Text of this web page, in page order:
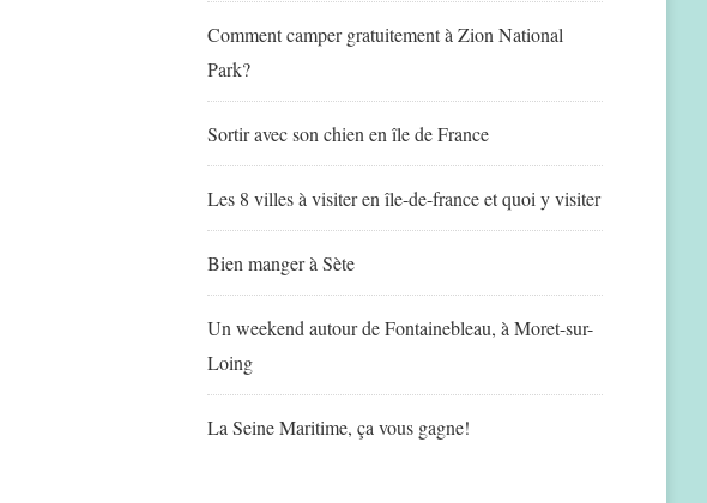
Comment camper gratuitement à Zion National
Park?
Sortir avec son chien en île de France
Les 8 villes à visiter en île-de-france et quoi y visiter
Bien manger à Sète
Un weekend autour de Fontainebleau, à Moret-sur-
Loing
La Seine Maritime, ça vous gagne!